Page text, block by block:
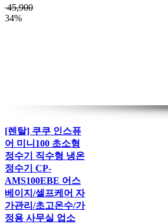
45,900
34%
[렌탈] 쿠쿠 인스퓨
어 미니100 초소형
정수기 직수형 냉온
정수기 CP-
AMS100EBE 어스
베이지/셀프케어 자
가관리/초고온수/가
정용 사무실 업소